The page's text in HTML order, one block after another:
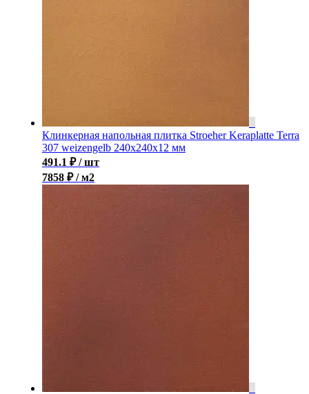
Клинкерная напольная плитка Stroeher Keraplatte Terra
307 weizengelb 240х240х12 мм
491.1 ₽ / шт
7858 ₽ / м2